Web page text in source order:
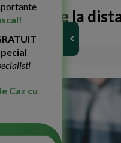
la
1158
Caz cu